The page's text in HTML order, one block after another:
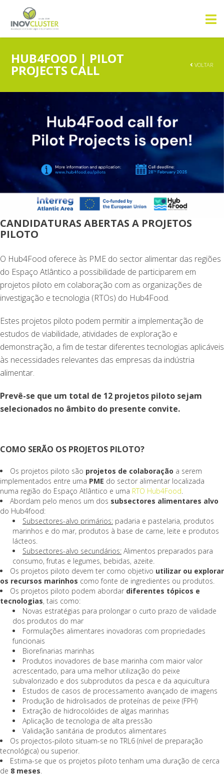
HUB4FOOD | PILOT
PROJECTS CALL VOLTAR
CANDIDATURAS ABERTAS A PROJETOS
PILOTO
O Hub4Food oferece às PME do sector alimentar das regiões
do Espaço Atlântico a possibilidade de participarem em
projetos piloto em colaboração com as organizações de
investigação e tecnologia (RTOs) do Hub4Food.
Estes projetos piloto podem permitir a implementação de
estudos de viabilidade, atividades de exploração e
demonstração, a fim de testar diferentes tecnologias aplicáveis
às necessidades relevantes das empresas da indústria
alimentar.
Prevê-se que um total de 12 projetos piloto sejam
selecionados no âmbito do presente convite.
COMO SERÃO OS PROJETOS PILOTO?
Os projetos piloto são projetos de colaboração a serem
implementados entre uma PME do sector alimentar localizada
numa região do Espaço Atlântico e uma RTO Hub4Food
Abordam pelo menos um dos subsectores alimentares alvo
do Hub4food:
Subsectores-alvo primários: padaria e pastelaria, produtos
marinhos e do mar, produtos à base de carne, leite e produtos
lácteos.
Subsectores-alvo secundários: Alimentos preparados para
consumo, frutas e legumes, bebidas, azeite.
Os projetos piloto devem ter como objetivo utilizar ou explorar
os recursos marinhos como fonte de ingredientes ou produtos.
Os projetos piloto podem abordar diferentes tópicos e
tecnologias, tais como:
Novas estratégias para prolongar o curto prazo de validade
dos produtos do mar
Formulações alimentares inovadoras com propriedades
funcionais
Biorefinarias marinhas
Produtos inovadores de base marinha com maior valor
acrescentado, para uma melhor utilização do peixe
subvalorizado e dos subprodutos da pesca e da aquicultura
Estudos de casos de processamento avançado de imagens
Produção de hidrolisados de proteínas de peixe (FPH)
Extração de hidrocolóides de algas marinhas
Aplicação de tecnologia de alta pressão
Validação sanitária de produtos alimentares
Os projectos-piloto situam-se no TRL6 (nível de preparação
tecnológica) ou superior.
Estima-se que os projetos piloto tenham uma duração de cerca
de 8 meses